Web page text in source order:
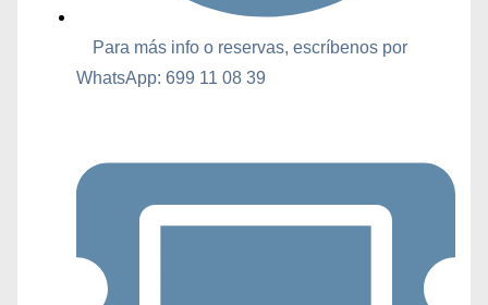
Para más info o reservas, escríbenos por
WhatsApp: 699 11 08 39